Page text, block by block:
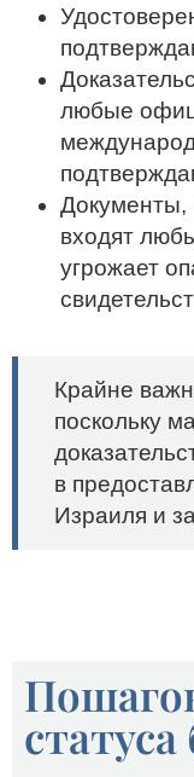
любые
Документы,
входят
угрожает
Крайне
поскольку
в
Израиля и